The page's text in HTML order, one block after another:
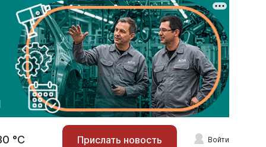
°С Прислать новость Войти